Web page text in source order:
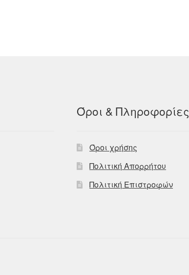
Όροι & Πληροφορίες
Όροι χρήσης
Πολιτική Απορρήτου
Πολιτική Επιστροφών